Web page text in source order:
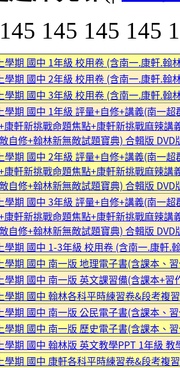
145 145 145
學期 國中 1年級 校用卷 (含南一.康軒.翰
學期 國中 2年級 校用卷 (含南一.康軒.翰
學期 國中 3年級 校用卷 (含南一.康軒.翰
學期 國中 1年級 評量+自修+講義(南一
康軒新挑戰命題焦點+康軒新挑戰麻辣
自修+翰林新無敵試題寶典) 合輯版 DVD
學期 國中 2年級 評量+自修+講義(南一
康軒新挑戰命題焦點+康軒新挑戰麻辣
自修+翰林新無敵試題寶典) 合輯版 DVD
學期 國中 3年級 評量+自修+講義(南一
康軒新挑戰命題焦點+康軒新挑戰麻辣
自修+翰林新無敵試題寶典) 合輯版 DVD
學期 國中 1-3年級 校用卷 (含南一.康軒.
學期 國中 南一版 地理電子書(含課本、
學期 國中 南一版 英文課習備(含課本+
學期 國中 翰林各科平時練習卷&段考複
學期 國中 南一版 公民電子書(含課本、
學期 國中 南一版 歷史電子書(含課本、
學期 國中 翰林版 英文教學PPT 1年級 教
學期 國中 康軒各科平時練習卷&段考複